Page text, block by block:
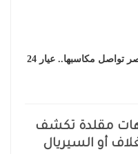
أسعار الذهب في مصر تواصل مكاسبها.. عيار 24
مقلدة تكشف
أو السيريال